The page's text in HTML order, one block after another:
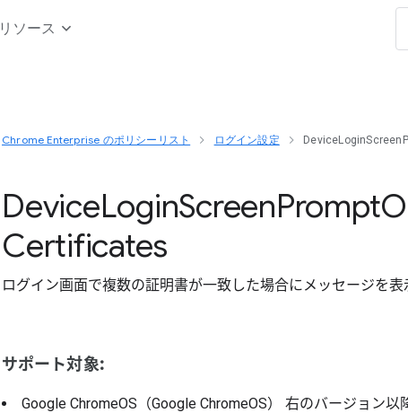
リソース
Chrome Enterprise のポリシーリスト ログイン設定
DeviceLoginScreenPrompt
Certificates
ログイン画面で複数の証明書が一致した場合にメッセージを表
サポート対象:
Google ChromeOS（Google ChromeOS） 右のバージョン以